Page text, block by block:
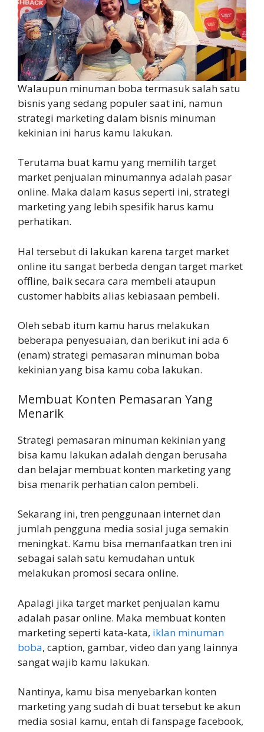
Walaupun minuman boba termasuk salah satu
bisnis yang sedang populer saat ini, namun
strategi marketing dalam bisnis minuman
kekinian ini harus kamu lakukan.
Terutama buat kamu yang memilih target
market penjualan minumannya adalah pasar
online. Maka dalam kasus seperti ini, strategi
marketing yang lebih spesifik harus kamu
perhatikan.
Hal tersebut di lakukan karena target market
online itu sangat berbeda dengan target market
offline, baik secara cara membeli ataupun
customer habbits alias kebiasaan pembeli.
Oleh sebab itum kamu harus melakukan
beberapa penyesuaian, dan berikut ini ada 6
(enam) strategi pemasaran minuman boba
kekinian yang bisa kamu coba lakukan.
Membuat Konten Pemasaran Yang
Menarik
Strategi pemasaran minuman kekinian yang
bisa kamu lakukan adalah dengan berusaha
dan belajar membuat konten marketing yang
bisa menarik perhatian calon pembeli.
Sekarang ini, tren penggunaan internet dan
jumlah pengguna media sosial juga semakin
meningkat. Kamu bisa memanfaatkan tren ini
sebagai salah satu kemudahan untuk
melakukan promosi secara online.
Apalagi jika target market penjualan kamu
adalah pasar online. Maka membuat konten
marketing seperti kata-kata, iklan minuman
boba, caption, gambar, video dan yang lainnya
sangat wajib kamu lakukan.
Nantinya, kamu bisa menyebarkan konten
marketing yang sudah di buat tersebut ke akun
media sosial kamu, entah di fanspage facebook,